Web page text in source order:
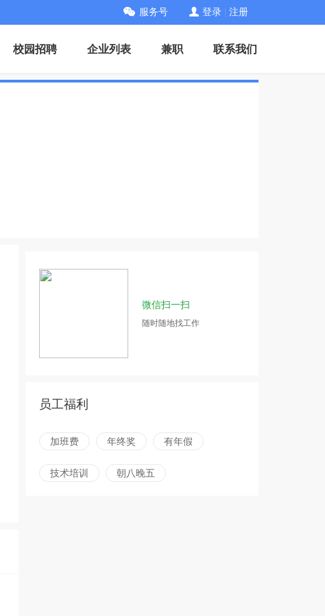
服务号 登录 注册
校园招聘 企业列表 兼职 联系我们
微信扫一扫
随时随地找工作
员工福利
加班费 年终奖 有年假
技术培训 朝八晚五